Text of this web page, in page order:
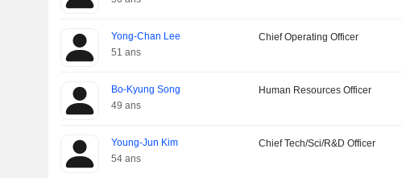
Yong-Chan Lee
51 ans
Chief Operating Officer
Bo-Kyung Song
49 ans
Human Resources Officer
Young-Jun Kim
54 ans
Chief Tech/Sci/R&D Officer